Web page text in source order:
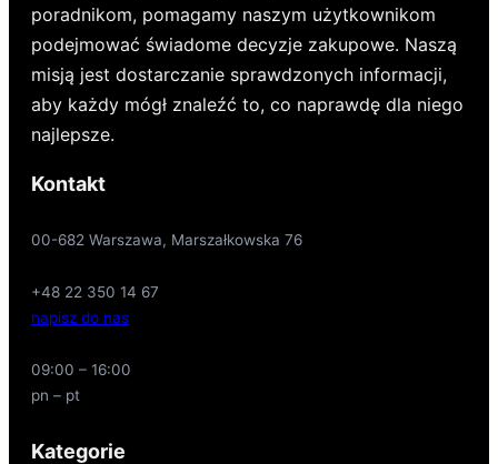
poradnikom, pomagamy naszym użytkownikom
podejmować świadome decyzje zakupowe. Naszą
misją jest dostarczanie sprawdzonych informacji,
aby każdy mógł znaleźć to, co naprawdę dla niego
najlepsze.
Kontakt
00-682 Warszawa, Marszałkowska 76
+48 22 350 14 67
napisz do nas
09:00 – 16:00
pn – pt
Kategorie